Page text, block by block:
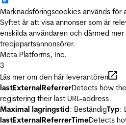
Marknadsföringscookies används
Syftet är att visa annonser som är
enskilda användaren och därmed
tredjepartsannonsörer.
Meta Platforms, Inc.
3
Läs mer om den här leverantören
lastExternalReferrerDetects how
registering their last URL-address.
Maximal lagringstid: BeständigTyp:
lastExternalReferrerTimeDetects